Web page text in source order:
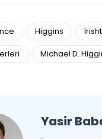
Higgins
Michael D.
Yasir